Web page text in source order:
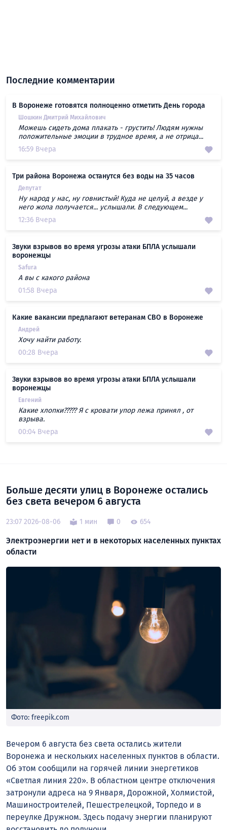
Последние комментарии
В Воронеже готовятся полноценно отметить День города
Шошкин Дмитрий Михайлович
Можешь сидеть дома плакать - грустить! Людям нужны
положительные эмоции в трудное время, а не отрица...
16:59 Вчера
Три района Воронежа останутся без воды на 35 часов
Депутат
Ну народ у нас, ну говнистый! Куда не целуй, а везде у
него жопа получается... услышали. В следующем...
12:36 Вчера
Звуки взрывов во время угрозы атаки БПЛА услышали
воронежцы
Safura
А вы с какого района
01:58 Вчера
Какие вакансии предлагают ветеранам СВО в Воронеже
Андрей
Хочу найти работу.
00:28 Вчера
Звуки взрывов во время угрозы атаки БПЛА услышали
воронежцы
Евгений
Какие хлопки????? Я с кровати упор лежа принял , от
взрыва.
00:04 Вчера
Больше десяти улиц в Воронеже остались
без света вечером 6 августа
23:07 2026-08-06 1 мин 0 654
Электроэнергии нет и в некоторых населенных пунктах
области
Фото: freepik.com
Вечером 6 августа без света остались жители
Воронежа и нескольких населенных пунктов в области.
Об этом сообщили на горячей линии энергетиков
«Светлая линия 220». В областном центре отключения
затронули адреса на 9 Января, Дорожной, Холмистой,
Машиностроителей, Пешестрелецкой, Торпедо и в
переулке Дружном. Здесь подачу энергии планируют